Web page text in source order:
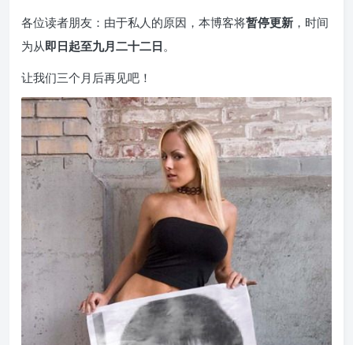
各位读者朋友：由于私人的原因，本博客将暂停更新 ，时间
为从即日起至九月二十二日。
让我们三个月后再见吧！